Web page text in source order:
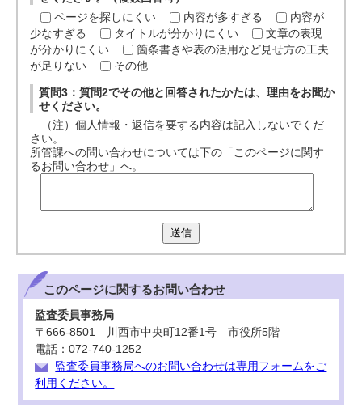
ページを探しにくい
内容が多すぎる
内容が
少なすぎる
タイトルが分かりにくい
文章の表現
が分かりにくい
箇条書きや表の活用など見せ方の工夫
が足りない
その他
質問3：質問2でその他と回答されたかたは、理由をお聞か
せください。
（注）個人情報・返信を要する内容は記入しないでくだ
さい。
所管課への問い合わせについては下の「このページに関す
るお問い合わせ」へ。
送信
このページに関するお問い合わせ
監査委員事務局
〒666-8501 川西市中央町12番1号 市役所5階
電話：072-740-1252
監査委員事務局へのお問い合わせは専用フォームをご
利用ください。